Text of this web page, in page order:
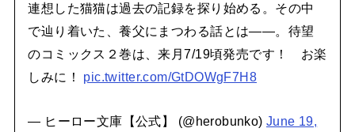
連想した猫猫は過去の記録を探り始める。その中
で辿り着いた、養父にまつわる話とは――。待望
のコミックス２巻は、来月7/19頃発売です！ お楽
しみに！ pic.twitter.com/GtDOWgF7H8
— ヒーロー文庫【公式】 (@herobunko) June 19,